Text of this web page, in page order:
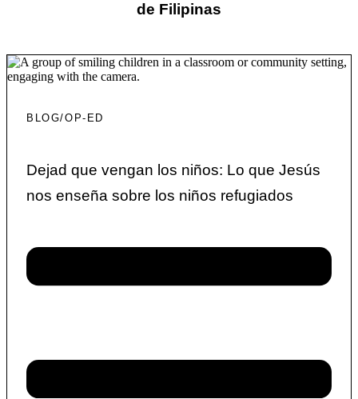
de Filipinas
BLOG/OP-ED
Dejad que vengan los niños: Lo que Jesús
nos enseña sobre los niños refugiados